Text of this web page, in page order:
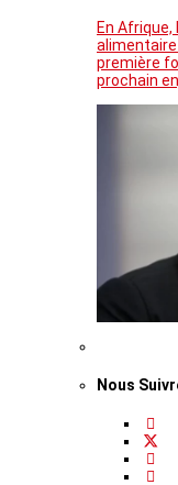
En Afrique,
première
prochain
Nous